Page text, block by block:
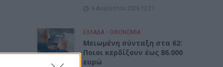
9 Αυγούστου 2026 12:27
ΕΛΛΑΔΑ • ΟΙΚΟΝΟΜΙΑ
Μειωμένη σύνταξη στα 62:
Ποιοι κερδίζουν έως 86.000
ευρώ